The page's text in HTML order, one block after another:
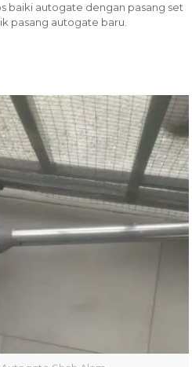
baiki autogate dengan pasang set
pasang autogate baru.